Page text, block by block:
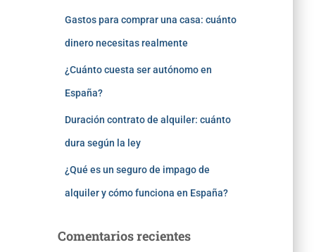
Gastos para comprar una casa: cuánto
dinero necesitas realmente
¿Cuánto cuesta ser autónomo en
España?
Duración contrato de alquiler: cuánto
dura según la ley
¿Qué es un seguro de impago de
alquiler y cómo funciona en España?
Comentarios recientes